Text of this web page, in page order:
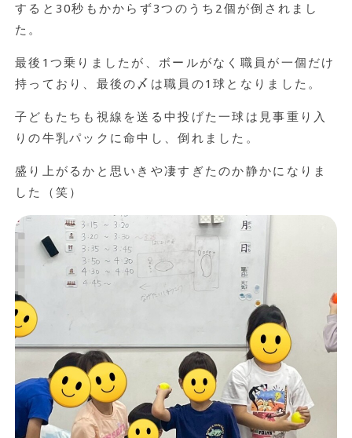
すると30秒もかからず3つのうち2個が倒されまし
た。
最後1つ乗りましたが、ボールがなく職員が一個だけ
持っており、最後の〆は職員の1球となりました。
子どもたちも視線を送る中投げた一球は見事重り入
りの牛乳パックに命中し、倒れました。
盛り上がるかと思いきや凄すぎたのか静かになりま
した（笑）